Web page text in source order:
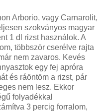
Arborio, vagy Carnarolit,
szokványos magyar
1 dl rizst használok. A
többször cserélve rajta
nem zavaros. Kevés
egy fej apróra
és ráöntöm a rizst, pár
nem lesz. Ekkor
folyadékkal
3 percig forralom,